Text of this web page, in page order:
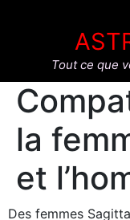
Tout ce que
la
et
Des femmes